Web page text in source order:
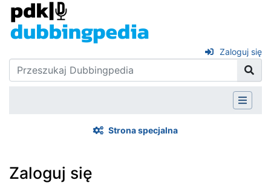
Zaloguj się
Strona specjalna
Zaloguj się